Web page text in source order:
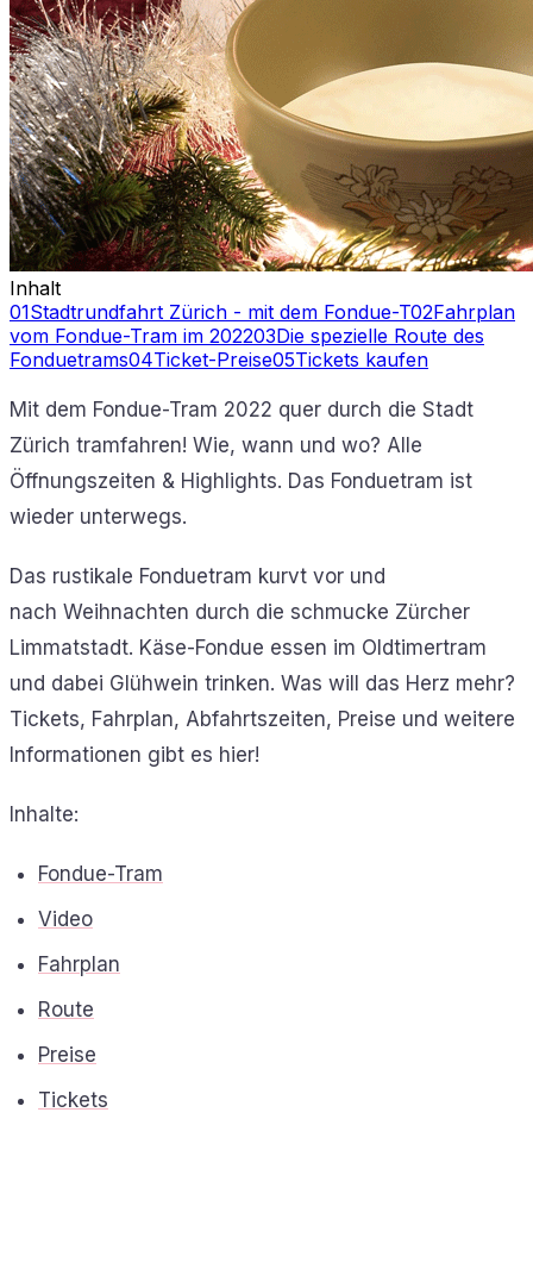
Inhalt
01Stadtrundfahrt Zürich - mit dem Fondue-T02Fahrplan
vom Fondue-Tram im 202203Die spezielle Route des
Fonduetrams04Ticket-Preise05Tickets kaufen
Mit dem Fondue-Tram 2022 quer durch die Stadt
Zürich tramfahren! Wie, wann und wo? Alle
Öffnungszeiten & Highlights. Das Fonduetram ist
wieder unterwegs.
Das rustikale Fonduetram kurvt vor und
nach Weihnachten durch die schmucke Zürcher
Limmatstadt. Käse-Fondue essen im Oldtimertram
und dabei Glühwein trinken. Was will das Herz mehr?
Tickets, Fahrplan, Abfahrtszeiten, Preise und weitere
Informationen gibt es hier!
Inhalte:
Fondue-Tram
Video
Fahrplan
Route
Preise
Tickets